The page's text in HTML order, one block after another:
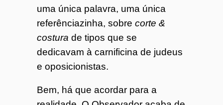
uma única palavra, uma única
referênciazinha, sobre corte &
costura de tipos que se
dedicavam à carnificina de judeus
e oposicionistas.
Bem, há que acordar para a